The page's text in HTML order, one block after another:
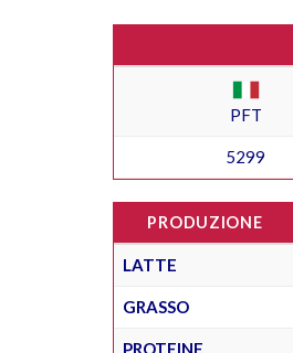
PFT
5299
PRODUZIONE
LATTE
GRASSO
PROTEINE